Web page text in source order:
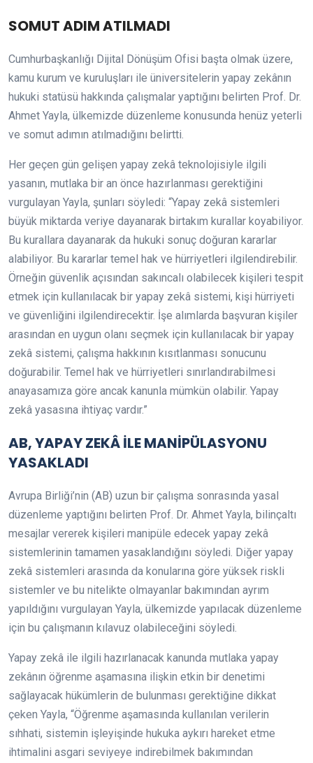
SOMUT ADIM ATILMADI
Cumhurbaşkanlığı Dijital Dönüşüm Ofisi başta olmak üzere,
kamu kurum ve kuruluşları ile üniversitelerin yapay zekânın
hukuki statüsü hakkında çalışmalar yaptığını belirten Prof. Dr.
Ahmet Yayla, ülkemizde düzenleme konusunda henüz yeterli
ve somut adımın atılmadığını belirtti.
Her geçen gün gelişen yapay zekâ teknolojisiyle ilgili
yasanın, mutlaka bir an önce hazırlanması gerektiğini
vurgulayan Yayla, şunları söyledi: “Yapay zekâ sistemleri
büyük miktarda veriye dayanarak birtakım kurallar koyabiliyor.
Bu kurallara dayanarak da hukuki sonuç doğuran kararlar
alabiliyor. Bu kararlar temel hak ve hürriyetleri ilgilendirebilir.
Örneğin güvenlik açısından sakıncalı olabilecek kişileri tespit
etmek için kullanılacak bir yapay zekâ sistemi, kişi hürriyeti
ve güvenliğini ilgilendirecektir. İşe alımlarda başvuran kişiler
arasından en uygun olanı seçmek için kullanılacak bir yapay
zekâ sistemi, çalışma hakkının kısıtlanması sonucunu
doğurabilir. Temel hak ve hürriyetleri sınırlandırabilmesi
anayasamıza göre ancak kanunla mümkün olabilir. Yapay
zekâ yasasına ihtiyaç vardır.”
AB, YAPAY ZEKÂ İLE MANİPÜLASYONU
YASAKLADI
Avrupa Birliği’nin (AB) uzun bir çalışma sonrasında yasal
düzenleme yaptığını belirten Prof. Dr. Ahmet Yayla, bilinçaltı
mesajlar vererek kişileri manipüle edecek yapay zekâ
sistemlerinin tamamen yasaklandığını söyledi. Diğer yapay
zekâ sistemleri arasında da konularına göre yüksek riskli
sistemler ve bu nitelikte olmayanlar bakımından ayrım
yapıldığını vurgulayan Yayla, ülkemizde yapılacak düzenleme
için bu çalışmanın kılavuz olabileceğini söyledi.
Yapay zekâ ile ilgili hazırlanacak kanunda mutlaka yapay
zekânın öğrenme aşamasına ilişkin etkin bir denetimi
sağlayacak hükümlerin de bulunması gerektiğine dikkat
çeken Yayla, “Öğrenme aşamasında kullanılan verilerin
sıhhati, sistemin işleyişinde hukuka aykırı hareket etme
ihtimalini asgari seviyeye indirebilmek bakımından